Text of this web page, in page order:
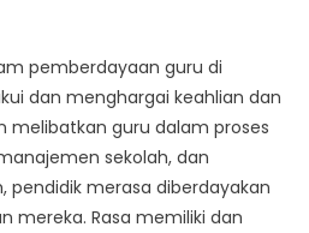
pemberdayaan guru di
dan menghargai keahlian dan
melibatkan guru dalam proses
sekolah, dan
pendidik merasa diberdayakan
mereka. Rasa memiliki dan